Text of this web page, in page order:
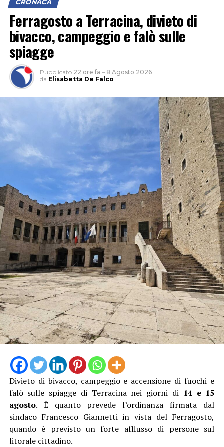
L’ipotesi è quella di un veicolo finito contro le tre auto,
il cui conducente non si sarebbe fermato dopo l’impatto
per verificare i danni né per lasciare i propri dati,
facendo perdere le proprie tracce.
La proprietaria di una delle vetture coinvolte ha
denunciato l’accaduto anche attraverso un video
pubblicato sui social, nella speranza di poter raccogliere
informazioni utili a ricostruire quanto accaduto e
individuare il responsabile.
Al momento, infatti, non risulta che qualcuno abbia
assistito direttamente all’incidente, nonostante il
lungomare fosse particolarmente affollato proprio
nell’ora di punta del sabato.
CRONACA
Ferragosto a Terracina, divieto di
bivacco, campeggio e falò sulle
spiagge
Pubblicato 22 ore fa – 8 Agosto 2026
da Elisabetta De Falco
Divieto di bivacco, campeggio e accensione di fuochi e
falò sulle spiagge di Terracina nei giorni di 14 e 15
agosto. È quanto prevede l’ordinanza firmata dal
sindaco Francesco Giannetti in vista del Ferragosto,
quando è previsto un forte afflusso di persone sul
litorale cittadino.